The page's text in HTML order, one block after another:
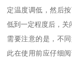
定温度调低，然后
低到一定程度后，关
需要注意的是，不
此在使用前应仔细